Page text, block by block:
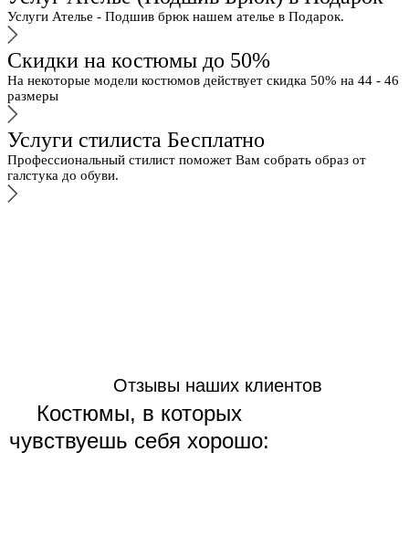
Услуги Ателье - Подшив брюк нашем ателье в Подарок.
Скидки на костюмы до 50%
На некоторые модели костюмов действует скидка 50% на 44 - 46
размеры
Услуги стилиста Бесплатно
Профессиональный стилист поможет Вам собрать образ от
галстука до обуви.
Отзывы наших клиентов
Костюмы, в которых
чувствуешь себя хорошо: